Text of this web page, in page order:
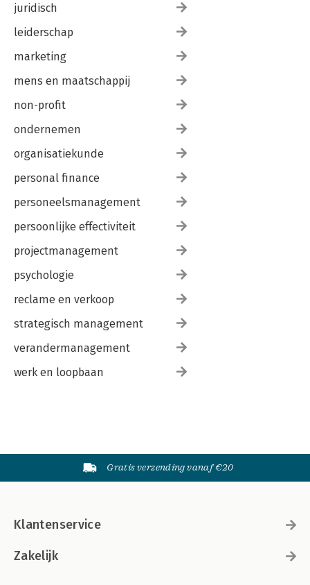
juridisch
leiderschap
marketing
mens en maatschappij
non-profit
ondernemen
organisatiekunde
personal finance
personeelsmanagement
persoonlijke effectiviteit
projectmanagement
psychologie
reclame en verkoop
strategisch management
verandermanagement
werk en loopbaan
Gratis verzending vanaf €20
Klantenservice
Zakelijk